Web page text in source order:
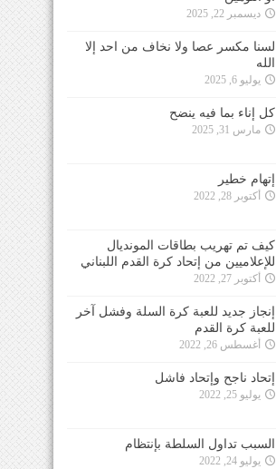
ديسمبر 22, 2025
لسنا مكسر عصا ولا نخاف من احد إلا
الله
يوليو 6, 2025
كل إناء بما فيه ينضح
مارس 31, 2025
إتهام خطير
أكتوبر 28, 2022
كيف تم تهريب بطاقات المونديال
للإعلاميين من إتحاد كرة القدم اللبناني
أكتوبر 27, 2022
إنجاز جديد للعبة كرة السلة وفشل آخر
للعبة كرة القدم
أغسطس 26, 2022
إتحاد ناجح وإتحاد فاشل
يوليو 25, 2022
السبب تداول السلطة بإنتظام
يوليو 24, 2022